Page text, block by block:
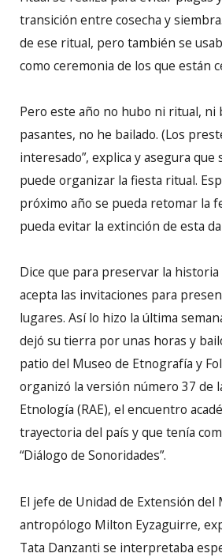
transición entre cosecha y
de ese ritual, pero también se
como ceremonia de los que están
Pero este año no hubo ni ritual, ni
pasantes, no he bailado. (Los
interesado”, explica y asegura que
puede organizar la fiesta ritual.
próximo año se pueda retomar la
pueda evitar la extinción de esta
Dice que para preservar la
acepta las invitaciones para
lugares. Así lo hizo la última
dejó su tierra por unas horas y
patio del Museo de Etnografía y
organizó la versión número 37 de
Etnología (RAE), el encuentro
trayectoria del país y que tenía
“Diálogo de Sonoridades”.
El jefe de Unidad de Extensión del
antropólogo Milton Eyzaguirre,
Tata Danzanti se interpretaba